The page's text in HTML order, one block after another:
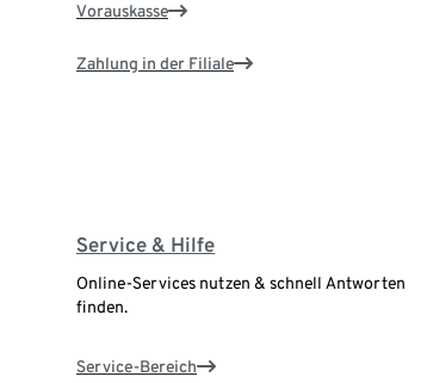
Vorauskasse
Zahlung in der Filiale
Service & Hilfe
Online-Services nutzen & schnell Antworten
finden.
Service-Bereich